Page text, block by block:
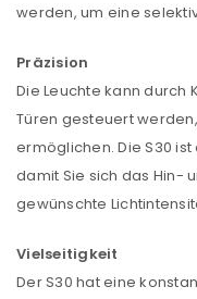
werden, um eine
Präzision
Die Leuchte kann
Türen gesteuert
ermöglichen. Die S30 ist
damit Sie sich das Hin-
gewünschte
Vielseitigkeit
Der S30 hat eine